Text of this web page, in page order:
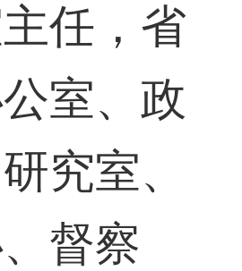
任，省
室、政
究室、
督察